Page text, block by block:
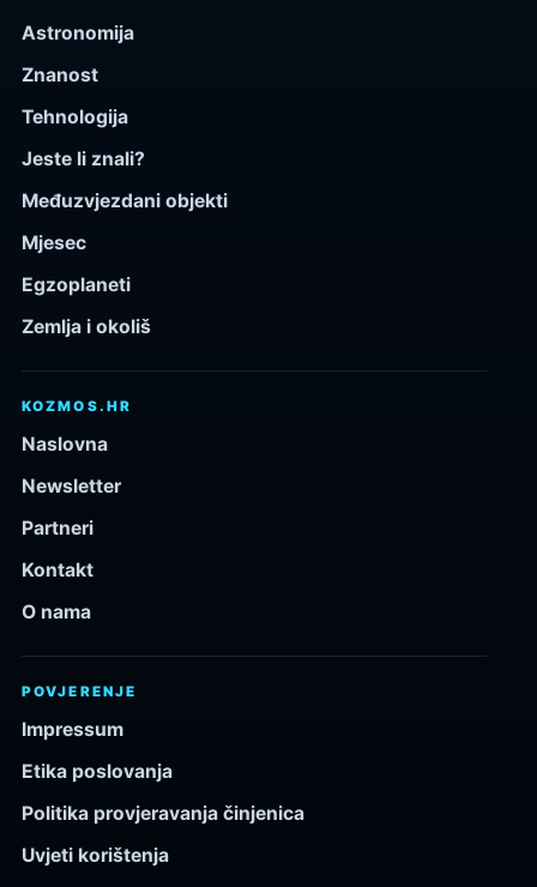
Astronomija
Znanost
Tehnologija
Jeste li znali?
Međuzvjezdani objekti
Mjesec
Egzoplaneti
Zemlja i okoliš
KOZMOS.HR
Naslovna
Newsletter
Partneri
Kontakt
O nama
POVJERENJE
Impressum
Etika poslovanja
Politika provjeravanja činjenica
Uvjeti korištenja